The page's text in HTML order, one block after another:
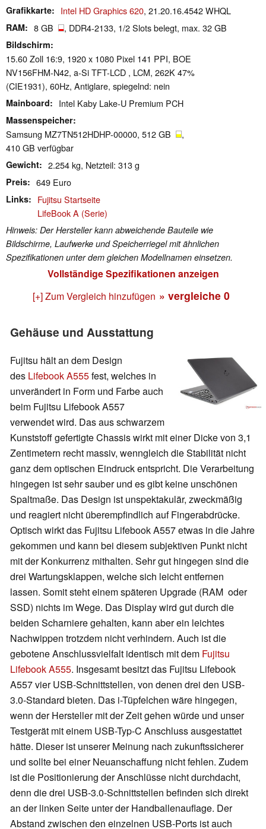
Grafikkarte Intel HD Graphics 620, 21.20.16.4542 WHQL
RAM 8 GB , DDR4-2133, 1/2 Slots belegt, max. 32 GB
Bildschirm
15.60 Zoll 16:9, 1920 x 1080 Pixel 141 PPI, BOE
NV156FHM-N42, a-Si TFT-LCD , LCM, 262K 47%
(CIE1931), 60Hz, Antiglare, spiegelnd: nein
Mainboard Intel Kaby Lake-U Premium PCH
Massenspeicher
Samsung MZ7TN512HDHP-00000, 512 GB
,
410 GB verfügbar
Gewicht 2.254 kg, Netzteil: 313 g
Preis 649 Euro
Links
Fujitsu Startseite
LifeBook A (Serie)
Hinweis: Der Hersteller kann abweichende Bauteile wie
Bildschirme, Laufwerke und Speicherriegel mit ähnlichen
Spezifikationen unter dem gleichen Modellnamen einsetzen.
Vollständige Spezifikationen anzeigen
[+] Zum Vergleich hinzufügen » vergleiche 0
Gehäuse und Ausstattung
Fujitsu hält an dem Design
des Lifebook A555fest, welches in
unverändert in Form und Farbe auch
beim Fujitsu Lifebook A557
verwendet wird. Das aus schwarzem
Kunststoff gefertigte Chassis wirkt mit einer Dicke von 3,1
Zentimetern recht massiv, wenngleich die Stabilität nicht
ganz dem optischen Eindruck entspricht. Die Verarbeitung
hingegen ist sehr sauber und es gibt keine unschönen
Spaltmaße. Das Design ist unspektakulär, zweckmäßig
und reagiert nicht überempfindlich auf Fingerabdrücke.
Optisch wirkt das Fujitsu Lifebook A557 etwas in die Jahre
gekommen und kann bei diesem subjektiven Punkt nicht
mit der Konkurrenz mithalten. Sehr gut hingegen sind die
drei Wartungsklappen, welche sich leicht entfernen
lassen. Somit steht einem späteren Upgrade (RAM oder
SSD) nichts im Wege. Das Display wird gut durch die
beiden Scharniere gehalten, kann aber ein leichtes
Nachwippen trotzdem nicht verhindern. Auch ist die
gebotene Anschlussvielfalt identisch mit dem Fujitsu
Lifebook A555. Insgesamt besitzt das Fujitsu Lifebook
A557 vier USB-Schnittstellen, von denen drei den USB-
3.0-Standard bieten. Das i-Tüpfelchen wäre hingegen,
wenn der Hersteller mit der Zeit gehen würde und unser
Testgerät mit einem USB-Typ-C Anschluss ausgestattet
hätte. Dieser ist unserer Meinung nach zukunftssicherer
und sollte bei einer Neuanschaffung nicht fehlen. Zudem
ist die Positionierung der Anschlüsse nicht durchdacht,
denn die drei USB-3.0-Schnittstellen befinden sich direkt
an der linken Seite unter der Handballenauflage. Der
Abstand zwischen den einzelnen USB-Ports ist auch